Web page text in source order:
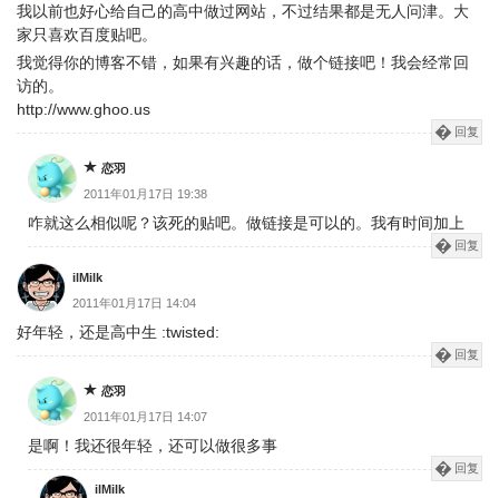
我以前也好心给自己的高中做过网站，不过结果都是无人问津。大
家只喜欢百度贴吧。
我觉得你的博客不错，如果有兴趣的话，做个链接吧！我会经常回
访的。
http://www.ghoo.us
回复
恋羽
2011年01月17日 19:38
咋就这么相似呢？该死的贴吧。做链接是可以的。我有时间加上
回复
ilMilk
2011年01月17日 14:04
好年轻，还是高中生 :twisted:
回复
恋羽
2011年01月17日 14:07
是啊！我还很年轻，还可以做很多事
回复
ilMilk